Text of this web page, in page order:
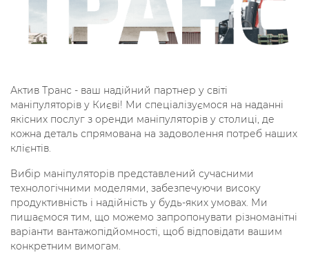
Актив Транс - ваш надійний партнер у світі
маніпуляторів у Києві! Ми спеціалізуємося на наданні
якісних послуг з оренди маніпуляторів у столиці, де
кожна деталь спрямована на задоволення потреб наших
клієнтів.
Вибір маніпуляторів представлений сучасними
технологічними моделями, забезпечуючи високу
продуктивність і надійність у будь-яких умовах. Ми
пишаємося тим, що можемо запропонувати різноманітні
варіанти вантажопідйомності, щоб відповідати вашим
конкретним вимогам.